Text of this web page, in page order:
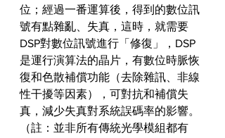
位；經過一番運算後，得到的數位訊
號有點雜亂、失真，這時，就需要
DSP對數位訊號進行「修復」，DSP
是運行演算法的晶片，有數位時脈恢
復和色散補償功能（去除雜訊、非線
性干擾等因素），可對抗和補償失
真，減少失真對系統誤碼率的影響。
（註：並非所有傳統光學模組都有